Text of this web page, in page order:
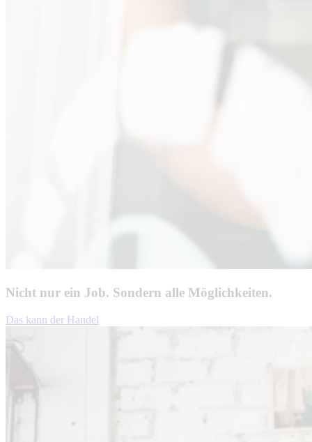
Nicht nur ein Job. Sondern alle Möglichkeiten.
Das kann der Handel